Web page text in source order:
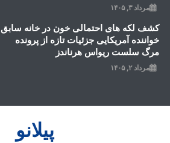
مرداد ۳, ۱۴۰۵
کشف لکه های احتمالی خون در خانه سابق
خواننده آمریکایی جزئیات تازه از پرونده
مرگ سلست ریواس هرناندز
مرداد ۲, ۱۴۰۵
پیلانو